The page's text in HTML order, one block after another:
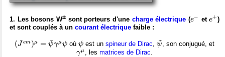
1. Les bosons W± sont porteurs d'une charge électrique (e−
e− ete+
e+)
et sont couplés à un courant électrique faible :
(J em ) μ = ¯
ψγμψ
(Jem)μ ¯γ μψ
oùψ
ψ est unspineur de Dirac,¯
ψ
ψ
, son conjugué, et
γ μ
γμ, lesmatrices de Dirac.